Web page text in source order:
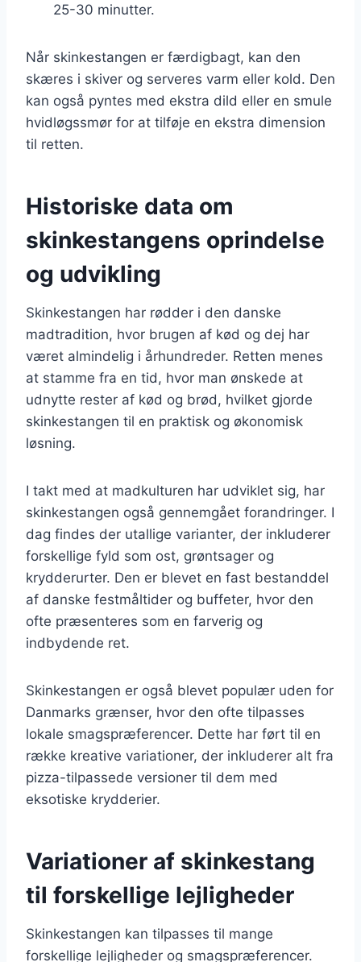
25-30 minutter.
Når skinkestangen er færdigbagt, kan den
skæres i skiver og serveres varm eller kold. Den
kan også pyntes med ekstra dild eller en smule
hvidløgssmør for at tilføje en ekstra dimension
til retten.
Historiske data om
skinkestangens oprindelse
og udvikling
Skinkestangen har rødder i den danske
madtradition, hvor brugen af kød og dej har
været almindelig i århundreder. Retten menes
at stamme fra en tid, hvor man ønskede at
udnytte rester af kød og brød, hvilket gjorde
skinkestangen til en praktisk og økonomisk
løsning.
I takt med at madkulturen har udviklet sig, har
skinkestangen også gennemgået forandringer. I
dag findes der utallige varianter, der inkluderer
forskellige fyld som ost, grøntsager og
krydderurter. Den er blevet en fast bestanddel
af danske festmåltider og buffeter, hvor den
ofte præsenteres som en farverig og
indbydende ret.
Skinkestangen er også blevet populær uden for
Danmarks grænser, hvor den ofte tilpasses
lokale smagspræferencer. Dette har ført til en
række kreative variationer, der inkluderer alt fra
pizza-tilpassede versioner til dem med
eksotiske krydderier.
Variationer af skinkestang
til forskellige lejligheder
Skinkestangen kan tilpasses til mange
forskellige lejligheder og smagspræferencer.